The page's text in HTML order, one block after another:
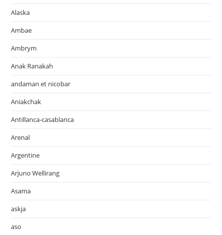
Alaska
Ambae
Ambrym
Anak Ranakah
andaman et nicobar
Aniakchak
Antillanca-casablanca
Arenal
Argentine
Arjuno Wellirang
Asama
askja
aso